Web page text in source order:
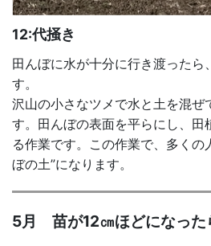
12:代掻き
田んぼに水が十分に行き渡ったら
す。
沢山の小さなツメで水と土を混ぜ
す。田んぼの表面を平らにし、田
る作業です。この作業で、多くの
ぼの土”になります。
5月 苗が12㎝ほどになった